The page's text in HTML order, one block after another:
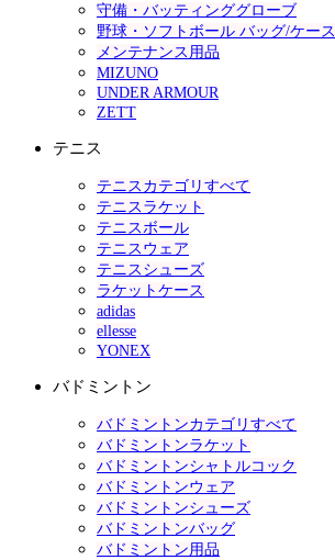
守備・バッティンググローブ
野球・ソフトボール バッグ/ケース
メンテナンス用品
MIZUNO
UNDER ARMOUR
ZETT
テニス
テニスカテゴリすべて
テニスラケット
テニスボール
テニスウェア
テニスシューズ
ラケットケース
adidas
ellesse
YONEX
バドミントン
バドミントンカテゴリすべて
バドミントンラケット
バドミントンシャトルコック
バドミントンウェア
バドミントンシューズ
バドミントンバッグ
バドミントン用品